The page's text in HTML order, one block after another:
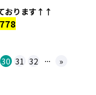
おります↑↑
30 31 32 ... »